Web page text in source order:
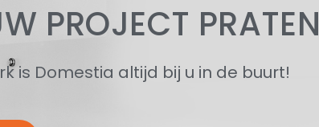
PROJECT PRATEN
is Domestia altijd bij u in de buurt!